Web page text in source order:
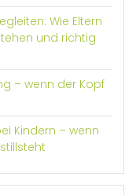
Wie Eltern
und richtig
– wenn der Kopf
Kindern – wenn